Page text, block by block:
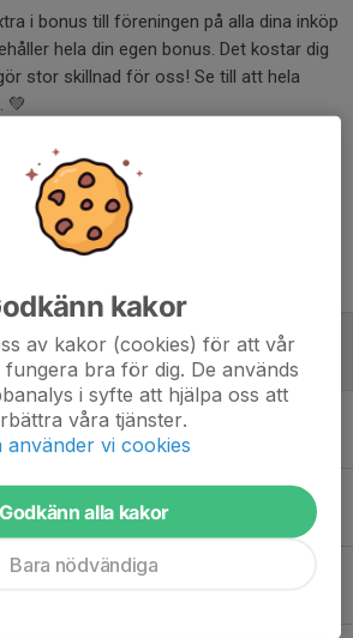
i bonus till föreningen på alla dina inköp
hela din egen bonus. Det kostar dig
stor skillnad för oss! Se till att hela
💚
0
idag!
1
0
om omklädningsbaracken för flick
kakor
av kakor (cookies) för att vår
bra för dig. De används
i syfte att hjälpa oss att
våra tjänster.
använder vi cookies
Godkänn alla kakor
Bara nödvändiga